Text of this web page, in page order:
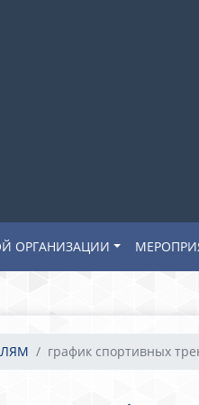
ОРГАНИЗАЦИИ
график спортивных